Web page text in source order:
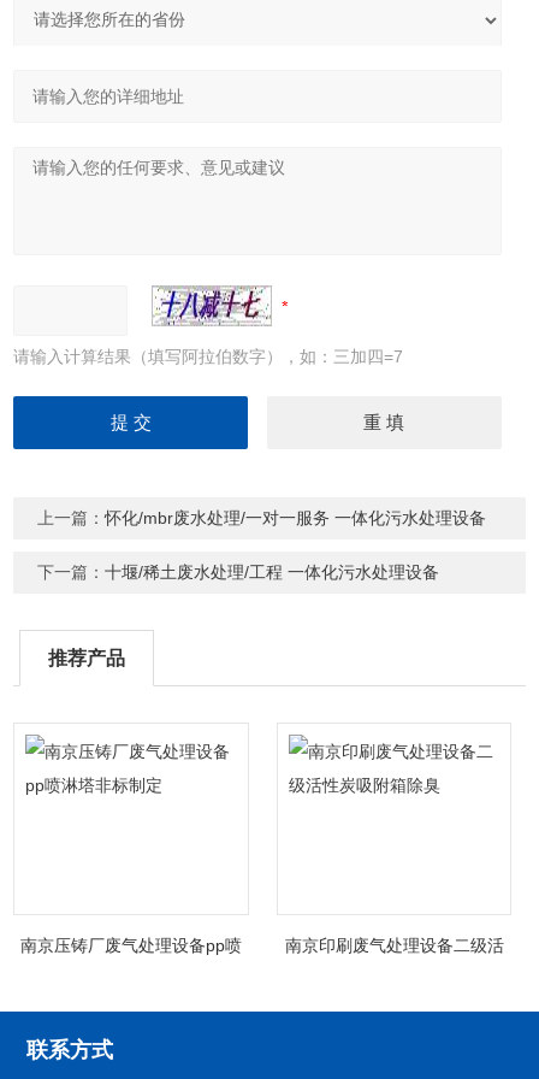
请输入计算结果（填写阿拉伯数字），如：三加四=7
上一篇：怀化/mbr废水处理/一对一服务 一体化污水处理设备
下一篇：十堰/稀土废水处理/工程 一体化污水处理设备
推荐产品
南京压铸厂废气处理设备pp喷
南京印刷废气处理设备二级活
联系方式